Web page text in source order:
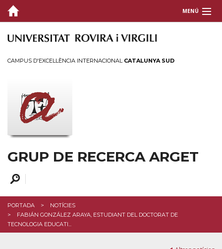
MENÚ
GRUP
DIVULGACIÓ
Agenda
Notícies
CONTACTE
CAMPUS D'EXCEL·LÈNCIA INTERNACIONAL CATALUNYA SUD
GRUP DE RECERCA ARGET
PORTADA
NOTÍCIES
FABIÁN GONZÁLEZ ARAYA, ESTUDIANT DEL DOCTORAT DE
TECNOLOGIA EDUCATI...